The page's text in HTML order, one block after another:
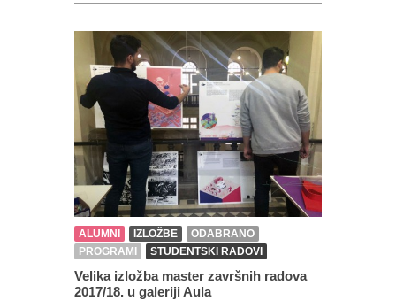
ALUMNI IZLOŽBE
ODABRANO
PROGRAMI
STUDENTSKI RADOVI
Velika izložba master završnih radova
2017/18. u galeriji Aula